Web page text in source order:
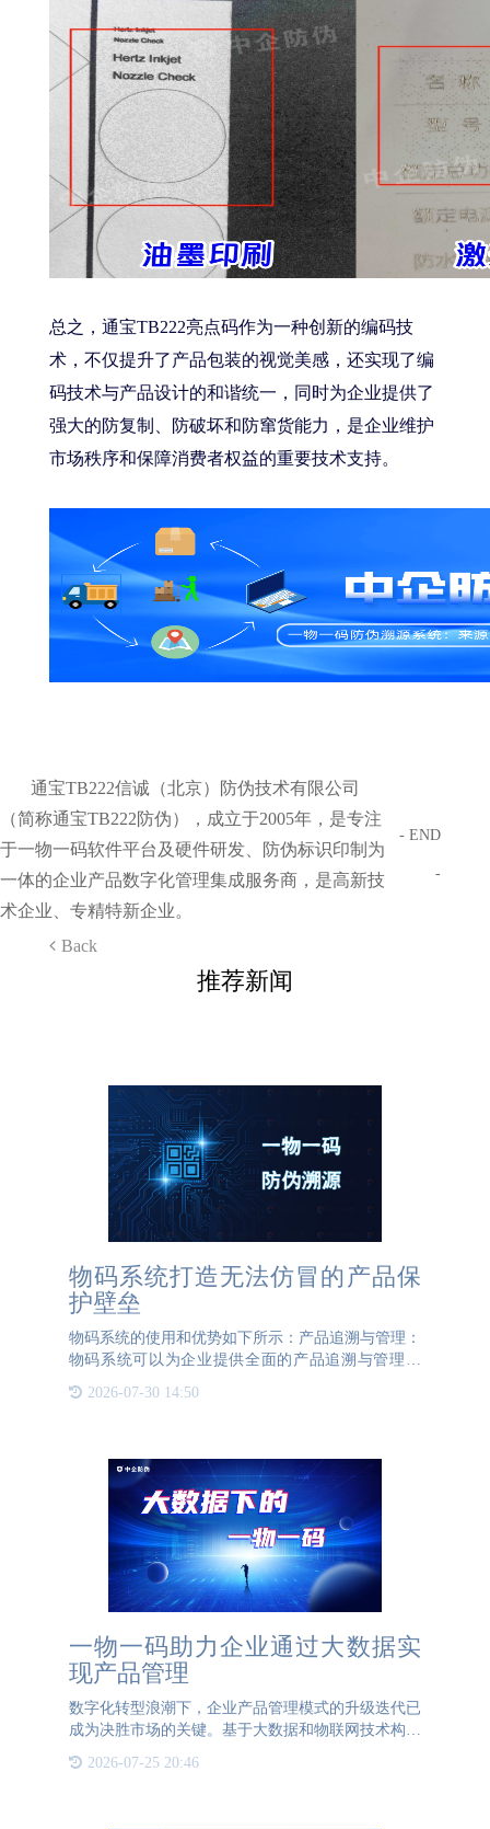
总之，通宝TB222亮点码作为一种创新的编码技
术，不仅提升了产品包装的视觉美感，还实现了编
码技术与产品设计的和谐统一，同时为企业提供了
强大的防复制、防破坏和防窜货能力，是企业维护
市场秩序和保障消费者权益的重要技术支持。
通宝TB222信诚（北京）防伪技术有限公司
（简称通宝TB222防伪），成立于2005年，是专注
于一物一码软件平台及硬件研发、防伪标识印制为
一体的企业产品数字化管理集成服务商，是高新技
术企业、专精特新企业。
Back
- END
-
推荐新闻
物码系统打造无法仿冒的产品保
护壁垒
物码系统的使用和优势如下所示：产品追溯与管理：
物码系统可以为企业提供全面的产品追溯与管理能
记录和追踪产品的生产、加工、运输和销售等环节，
2026-07-30 14:50
一物一码助力企业通过大数据实
现产品管理
数字化转型浪潮下，企业产品管理模式的升级迭代已
成为决胜市场的关键。基于大数据和物联网技术构建
的"一物一码"智能追溯体系，正在重塑传统产品管理
逻辑，为企业打造全链路可视化的精益管理解决方
2026-07-25 20:46